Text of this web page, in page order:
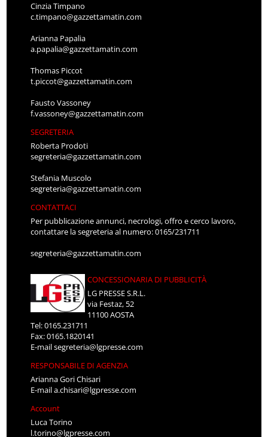
Cinzia Timpano
c.timpano@gazzettamatin.com
Arianna Papalia
a.papalia@gazzettamatin.com
Thomas Piccot
t.piccot@gazzettamatin.com
Fausto Vassoney
f.vassoney@gazzettamatin.com
SEGRETERIA
Roberta Prodoti
segreteria@gazzettamatin.com
Stefania Muscolo
segreteria@gazzettamatin.com
CONTATTACI
Per pubblicazione annunci, necrologi, offro e cerco lavoro,
contattare la segreteria al numero: 0165/231711
segreteria@gazzettamatin.com
CONCESSIONARIA DI PUBBLICITÀ
LG PRESSE S.R.L.
via Festaz, 52
11100 AOSTA
Tel: 0165.231711
Fax: 0165.1820141
E-mailsegreteria@lgpresse.com
RESPONSABILE DI AGENZIA
Arianna Gori Chisari
E-maila.chisari@lgpresse.com
Account
Luca Torino
l.torino@lgpresse.com